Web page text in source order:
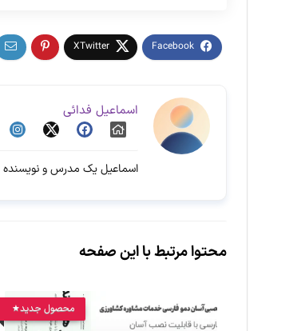
اسماعیل فدائی
اسماعیل یک مدرس و
محتوا مرتبط با این صفحه
محصول جدید